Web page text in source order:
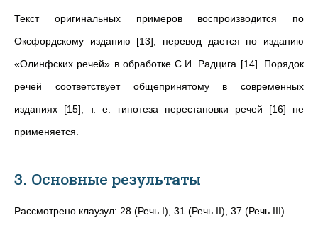
Текст оригинальных примеров воспроизводится по
Оксфордскому изданию [13], перевод дается по изданию
«Олинфских речей» в обработке С.И. Радцига [14]. Порядок
речей соответствует общепринятому в современных
изданиях [15], т. е. гипотеза перестановки речей [16] не
применяется.
3. Основные результаты
Рассмотрено клаузул: 28 (Речь I), 31 (Речь II), 37 (Речь III).